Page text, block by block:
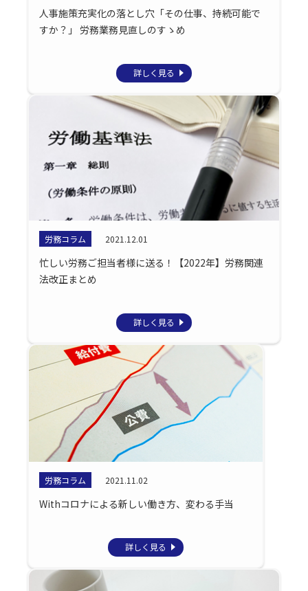
人事施策充実化の落とし穴「その仕事、持続可能で
すか？」 労務業務見直しのすゝめ
詳しく見る
労務コラム 2021.12.01
忙しい労務ご担当者様に送る！【2022年】労務関連
法改正まとめ
詳しく見る
労務コラム 2021.11.02
Withコロナによる新しい働き方、変わる手当
詳しく見る